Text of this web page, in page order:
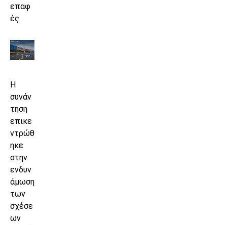
επαφ
ές.
Η
συνάν
τηση
επικε
ντρώθ
ηκε
στην
ενδυν
άμωση
των
σχέσε
ων